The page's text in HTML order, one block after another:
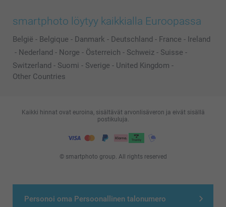
Personoi oma Persoonallinen talonumero
smartphoto löytyy kaikkialla Euroopassa
België - Belgique - Danmark - Deutschland - France - Ireland
- Nederland - Norge - Österreich - Schweiz - Suisse -
Switzerland - Suomi - Sverige - United Kingdom -
Other Countries
© smartphoto group. All rights reserved
Kaikki hinnat ovat euroina, sisältävät arvonlisäveron ja eivät sisällä
postikuluja.